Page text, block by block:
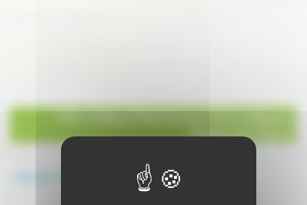
Informatique Maintenance Informatique à
Noidans lès Vesoul
Maintenance Informatique